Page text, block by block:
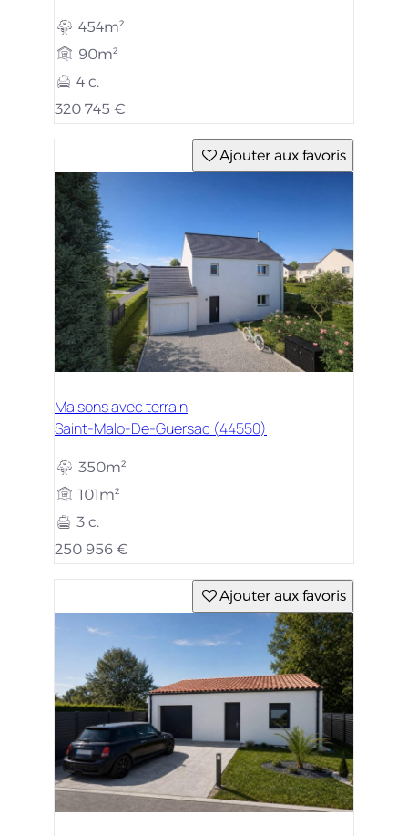
454m²
90m²
4 c.
320 745 €
Ajouter aux favoris
Maisons avec terrain
Saint-Malo-De-Guersac (44550)
350m²
101m²
3 c.
250 956 €
Ajouter aux favoris